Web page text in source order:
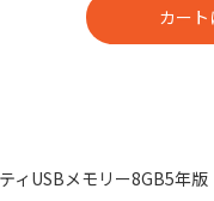
ィUSBメモリー8GB5年版